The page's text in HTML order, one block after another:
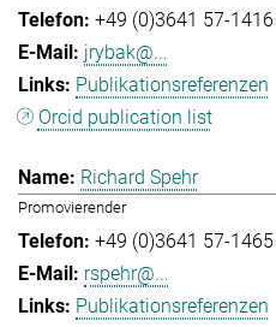
+49 (0)3641 57-1416
jrybak@...
Publikationsreferenzen
Orcid publication list
Richard Spehr
Promovierender
+49 (0)3641 57-1465
rspehr@...
Publikationsreferenzen